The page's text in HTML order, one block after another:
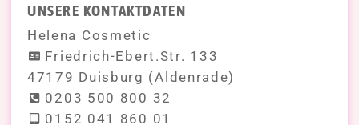
UNSERE KONTAKTDATEN
Helena Cosmetic
Friedrich-Ebert.Str. 133
47179 Duisburg (Aldenrade)
0203 500 800 32
0152 041 860 01